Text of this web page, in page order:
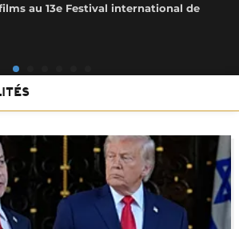
au 13e Festival international de